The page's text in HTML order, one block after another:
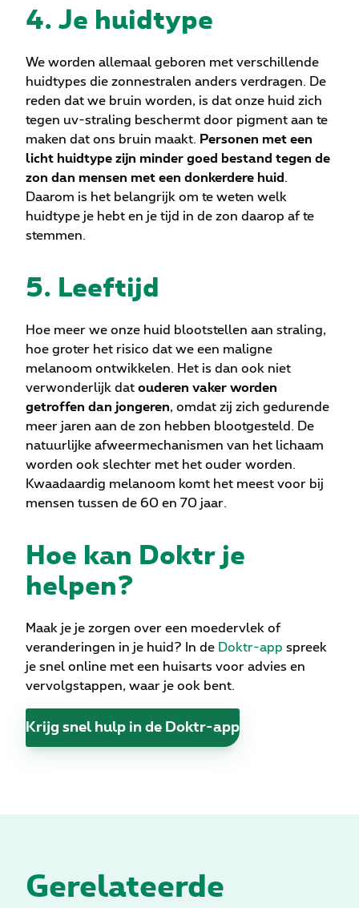
4. Je huidtype
We worden allemaal geboren met verschillende
huidtypes die zonnestralen anders verdragen. De
reden dat we bruin worden, is dat onze huid zich
tegen uv-straling beschermt door pigment aan te
maken dat ons bruin maakt. Personen met een
licht huidtype zijn minder goed bestand tegen de
zon dan mensen met een donkerdere huid .
Daarom is het belangrijk om te weten welk
huidtype je hebt en je tijd in de zon daarop af te
stemmen.
5. Leeftijd
Hoe meer we onze huid blootstellen aan straling,
hoe groter het risico dat we een maligne
melanoom ontwikkelen. Het is dan ook niet
verwonderlijk dat ouderen vaker worden
getroffen dan jongeren, omdat zij zich gedurende
meer jaren aan de zon hebben blootgesteld. De
natuurlijke afweermechanismen van het lichaam
worden ook slechter met het ouder worden.
Kwaadaardig melanoom komt het meest voor bij
mensen tussen de 60 en 70 jaar.
Hoe kan Doktr je
helpen?
Maak je je zorgen over een moedervlek of
veranderingen in je huid? In de Doktr-app spreek
je snel online met een huisarts voor advies en
vervolgstappen, waar je ook bent.
Krijg snel hulp in de Doktr-app
Gerelateerde